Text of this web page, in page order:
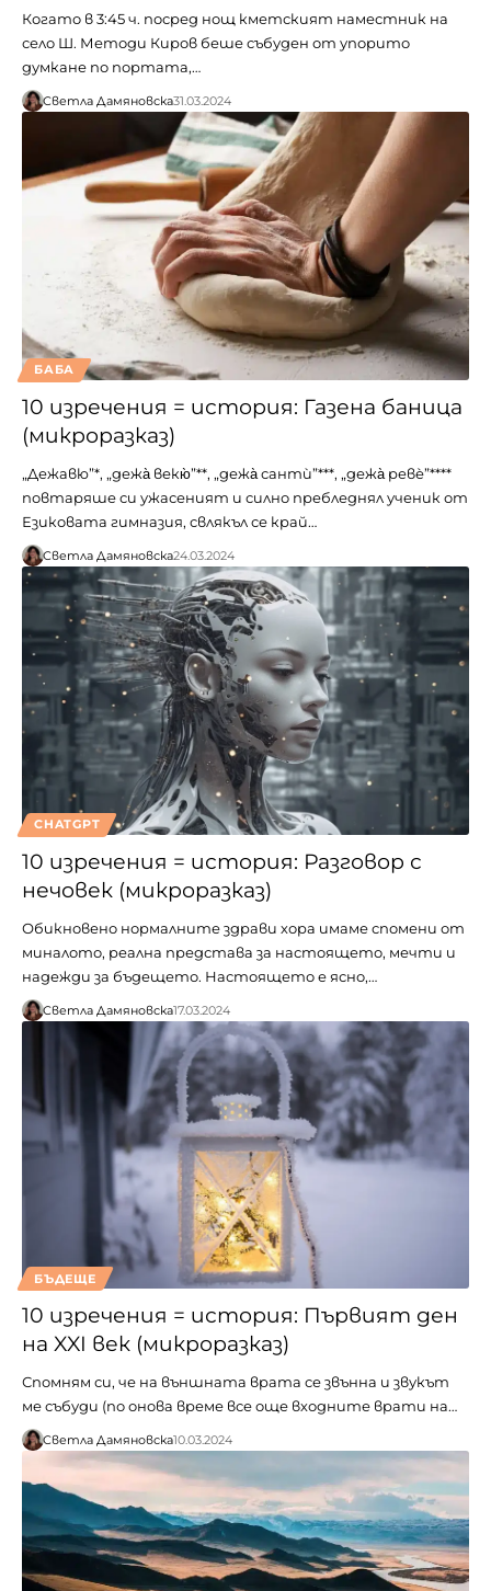
Когато в 3:45 ч. посред нощ кметският наместник на
село Ш. Методи Киров беше събуден от упорито
думкане по портата,…
Светла Дамяновска31.03.2024
БАБА
10 изречения = история: Газена баница
(микроразказ)
„Дежавю”*, „дежа̀ векю̀”**, „дежа̀ сантѝ”***, „дежа̀ ревѐ”****
повтаряше си ужасеният и силно пребледнял ученик от
Езиковата гимназия, свлякъл се край…
Светла Дамяновска24.03.2024
CHATGPT
10 изречения = история: Разговор с
нечовек (микроразказ)
Обикновено нормалните здрави хора имаме спомени от
миналото, реална представа за настоящето, мечти и
надежди за бъдещето. Настоящето е ясно,…
Светла Дамяновска17.03.2024
БЪДЕЩЕ
10 изречения = история: Първият ден
на XXI век (микроразказ)
Спомням си, че на външната врата се звънна и звукът
ме събуди (по онова време все още входните врати на…
Светла Дамяновска10.03.2024